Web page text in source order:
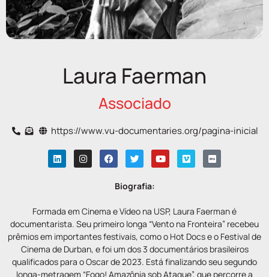
Laura Faerman
Associado
https://www.vu-documentaries.org/pagina-inicial
Biografia:
Formada em Cinema e Vídeo na USP, Laura Faerman é
documentarista. Seu primeiro longa “Vento na Fronteira” recebeu
prêmios em importantes festivais, como o Hot Docs e o Festival de
Cinema de Durban, e foi um dos 3 documentários brasileiros
qualificados para o Oscar de 2023. Está finalizando seu segundo
longa-metragem “Fogo! Amazônia sob Ataque”, que percorre a